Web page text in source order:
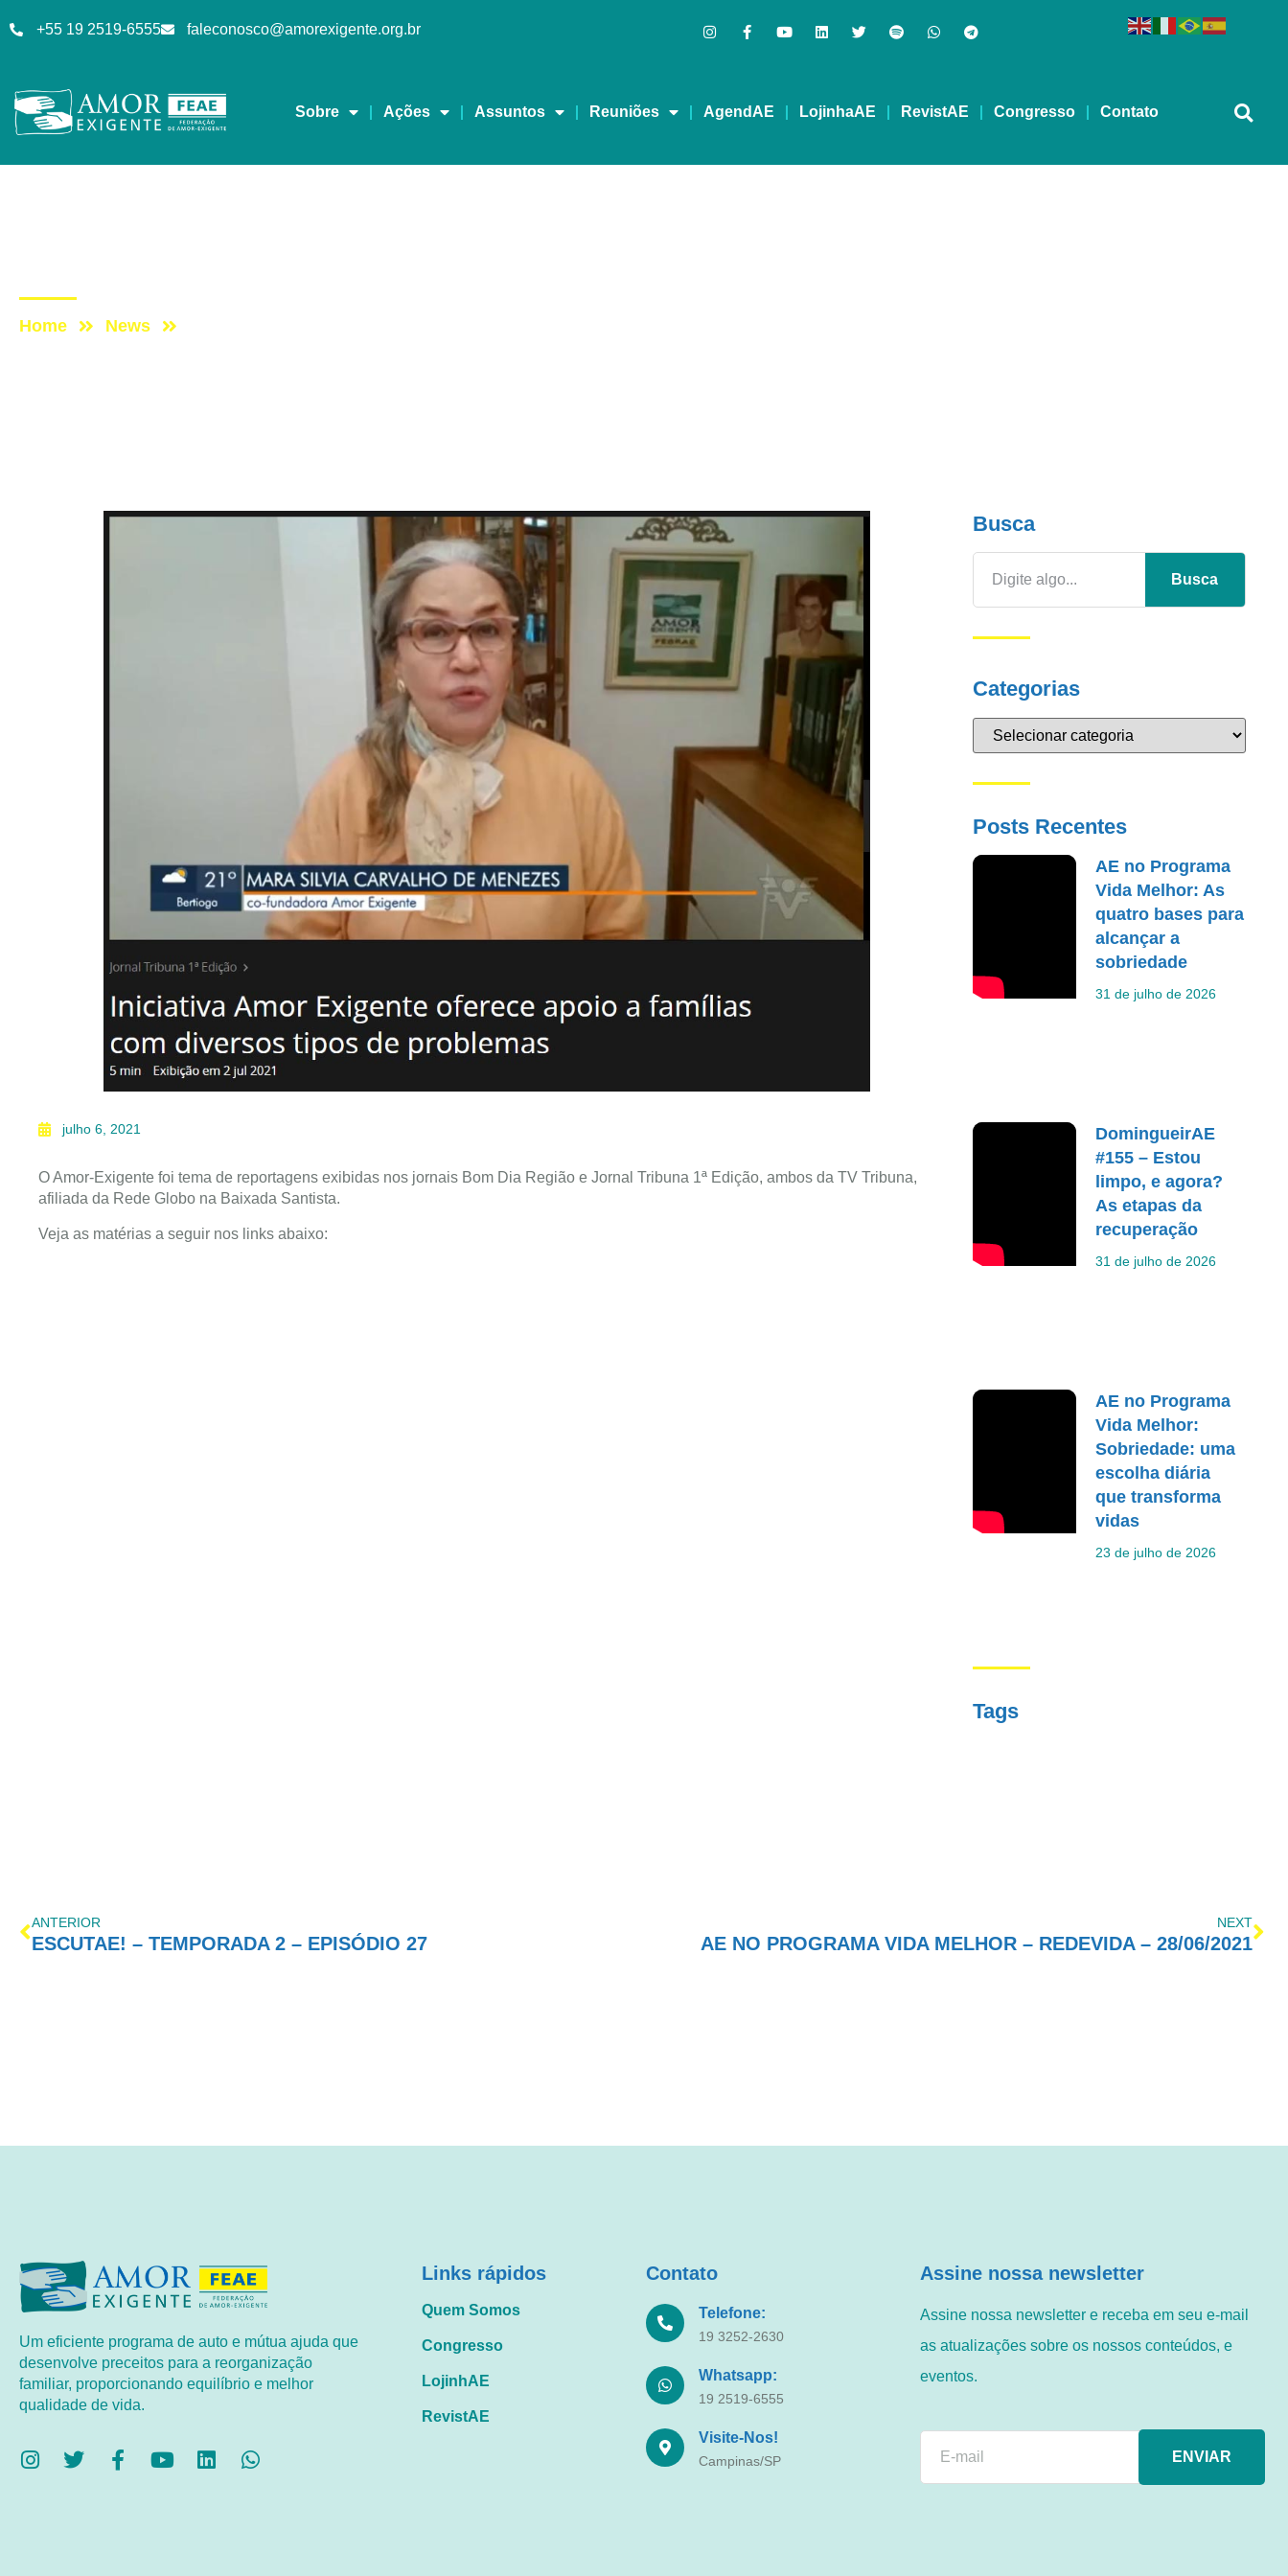
+55 19 2519-6555 faleconosco@amorexigente.org.br
Sobre Ações Assuntos Reuniões AgendAE LojinhaAE RevistAE Congresso Contato
Home News
julho 6, 2021
O Amor-Exigente foi tema de reportagens exibidas nos jornais Bom Dia Região e Jornal Tribuna 1ª Edição, ambos da TV Tribuna,
afiliada da Rede Globo na Baixada Santista.
Veja as matérias a seguir nos links abaixo:
Busca
Busca
Categorias
Posts Recentes
AE no Programa
Vida Melhor: As
quatro bases para
alcançar a
sobriedade
31 de julho de 2026
DomingueirAE
#155 – Estou
limpo, e agora?
As etapas da
recuperação
31 de julho de 2026
AE no Programa
Vida Melhor:
Sobriedade: uma
escolha diária
que transforma
vidas
23 de julho de 2026
Tags
ANTERIOR
ESCUTAE! – TEMPORADA 2 – EPISÓDIO 27
NEXT
AE NO PROGRAMA VIDA MELHOR – REDEVIDA – 28/06/2021
Um eficiente programa de auto e mútua ajuda que
desenvolve preceitos para a reorganização
familiar, proporcionando equilíbrio e melhor
qualidade de vida.
Links rápidos
Quem Somos
Congresso
LojinhAE
RevistAE
Contato
Telefone:
19 3252-2630
Whatsapp:
19 2519-6555
Visite-Nos!
Campinas/SP
Assine nossa newsletter
Assine nossa newsletter e receba em seu e-mail
as atualizações sobre os nossos conteúdos, e
eventos.
ENVIAR